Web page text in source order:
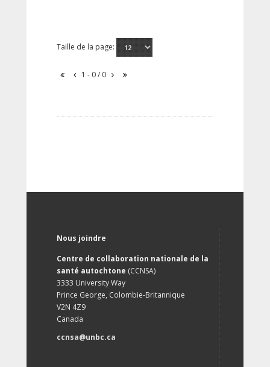
Taille de la page:
1 - 0 / 0
Nous joindre
Centre de collaboration nationale de la
santé autochtone (CCNSA)
3333 University Way
Prince George, Colombie-Britannique
V2N 4Z9
Canada
ccnsa@unbc.ca